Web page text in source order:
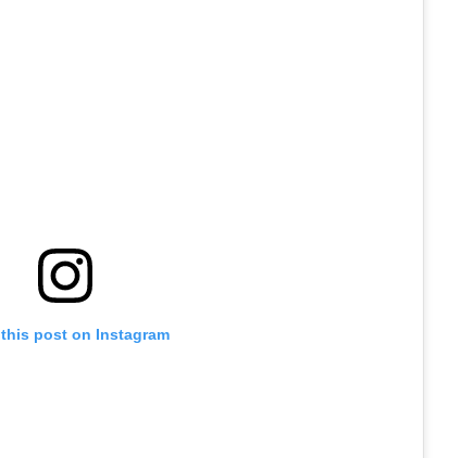
post on Instagram